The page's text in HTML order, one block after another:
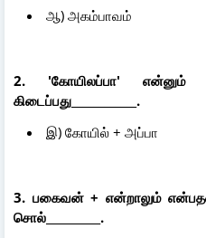
ஆ) அகம்பாவம்
2. 'கோயிலப்பா' என்னும்
கிடைப்பது____________.
இ) கோயில் + அப்பா
3. பகைவன் + என்றாலும்
சொல்__________.